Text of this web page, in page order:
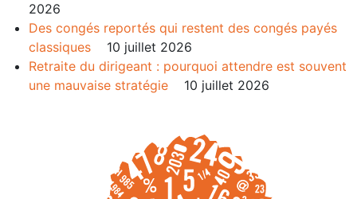
2026
Des congés reportés qui restent des congés payés
classiques
10 juillet 2026
Retraite du dirigeant : pourquoi attendre est souvent
une mauvaise stratégie
10 juillet 2026